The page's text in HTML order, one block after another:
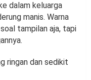
dalam keluarga
manis. Warna
tampilan aja, tapi
ringan dan sedikit